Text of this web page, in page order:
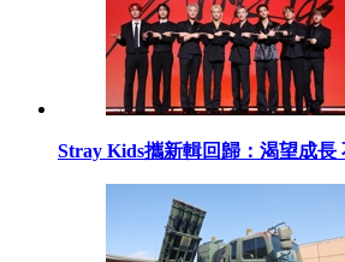
Stray Kids攜新輯回歸：渴望成長